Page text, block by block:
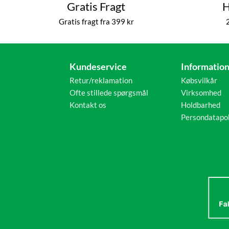
Gratis Fragt
Gratis fragt fra 399 kr
Kundeservice
Retur/reklamation
Ofte stillede spørgsmål
Kontakt os
Information
Købsvilkår
Virksomhed
Holdbarhed